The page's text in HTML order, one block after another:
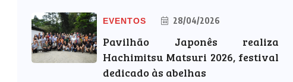
EVENTOS 28/04/2026
Pavilhão Japonês realiza
Hachimitsu Matsuri 2026, festival
dedicado às abelhas